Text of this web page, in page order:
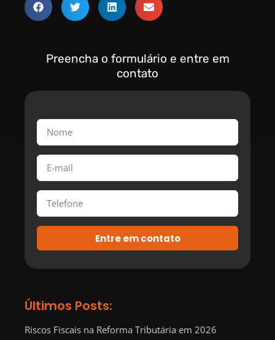
Preencha o formulário e entre em
contato
Entre em contato
Últimos Posts:
Riscos Fiscais na Reforma Tributária em 2026